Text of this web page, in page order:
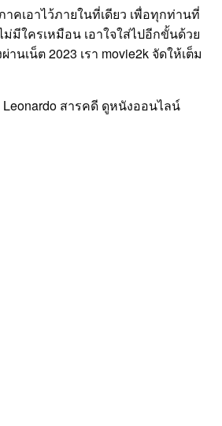
เอาไว้ภายในที่เดียว เพื่อทุกท่านที่
มีใครเหมือน เอาใจใส่ไปอีกขั้นด้วย
เน็ต 2023 เรา movie2k จัดให้เต็ม
สารคดี ดูหนังออนไลน์